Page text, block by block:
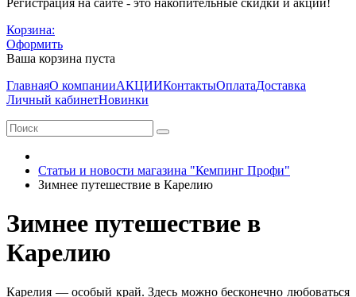
Регистрация на сайте - это накопительные скидки и акции!
Корзина:
Оформить
Ваша корзина пуста
ГлавнаяО компанииАКЦИИКонтактыОплатаДоставка
Личный кабинетНовинки
Статьи и новости магазина "Кемпинг Профи"
Зимнее путешествие в Карелию
Зимнее путешествие в
Карелию
Карелия — особый край. Здесь можно бесконечно любоваться